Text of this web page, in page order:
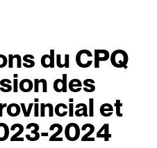
du CPQ
des
et
2024